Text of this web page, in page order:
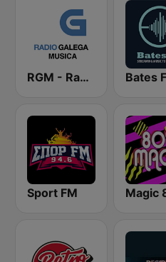
RGM - Radio Galega Música
Sport FM